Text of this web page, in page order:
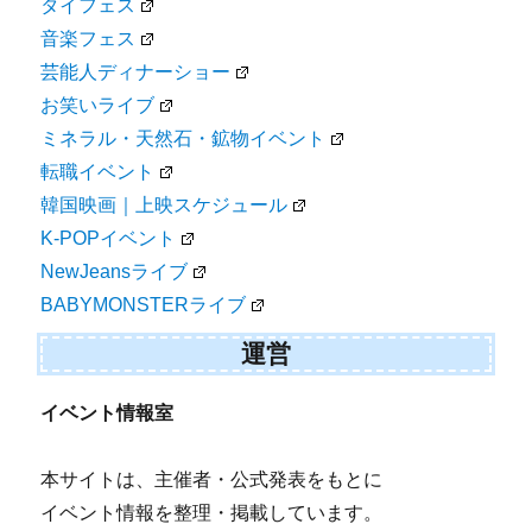
タイフェス
音楽フェス
芸能人ディナーショー
お笑いライブ
ミネラル・天然石・鉱物イベント
転職イベント
韓国映画｜上映スケジュール
K-POPイベント
NewJeansライブ
BABYMONSTERライブ
運営
イベント情報室
本サイトは、主催者・公式発表をもとに
イベント情報を整理・掲載しています。